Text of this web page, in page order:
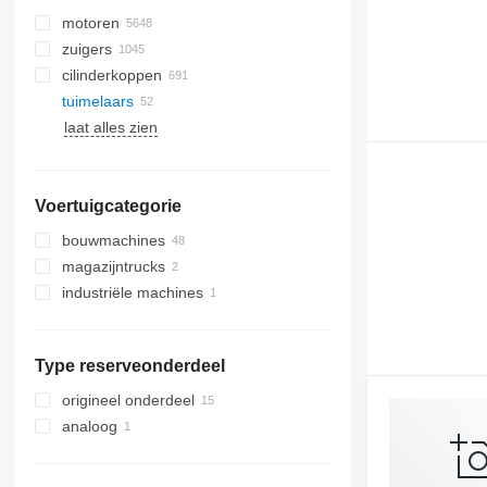
motoren
zuigers
cilinderkoppen
tuimelaars
laat alles zien
Voertuigcategorie
bouwmachines
graafmachines
graaflaadmachines
kranen
schrankladers
wielladers
anderen bouwmachines
magazijntrucks
vorkheftrucks
industriële machines
Type reserveonderdeel
origineel onderdeel
analoog